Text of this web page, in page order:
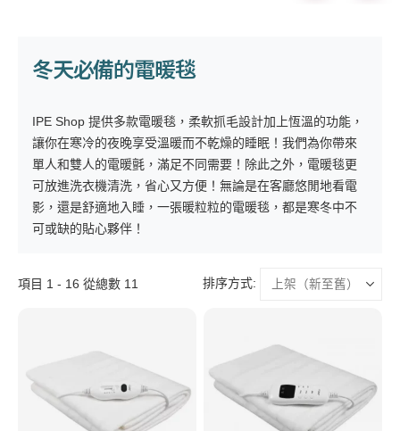
冬天必備的電暖毯
IPE Shop 提供多款電暖毯，柔軟抓毛設計加上恆溫的功能，
讓你在寒冷的夜晚享受溫暖而不乾燥的睡眠！我們為你帶來
單人和雙人的電暖氈，滿足不同需要！除此之外，電暖毯更
可放進洗衣機清洗，省心又方便！無論是在客廳悠閒地看電
影，還是舒適地入睡，一張暖粒粒的電暖毯，都是寒冬中不
可或缺的貼心夥伴！
項目 1 - 16 從總數 11 排序方式: